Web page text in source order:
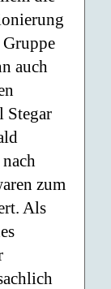
auch
Stegar
zum
Als